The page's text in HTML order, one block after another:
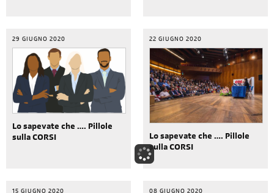
29 GIUGNO 2020
Lo sapevate che …. Pillole
sulla CORSI
22 GIUGNO 2020
Lo sapevate che …. Pillole
sulla CORSI